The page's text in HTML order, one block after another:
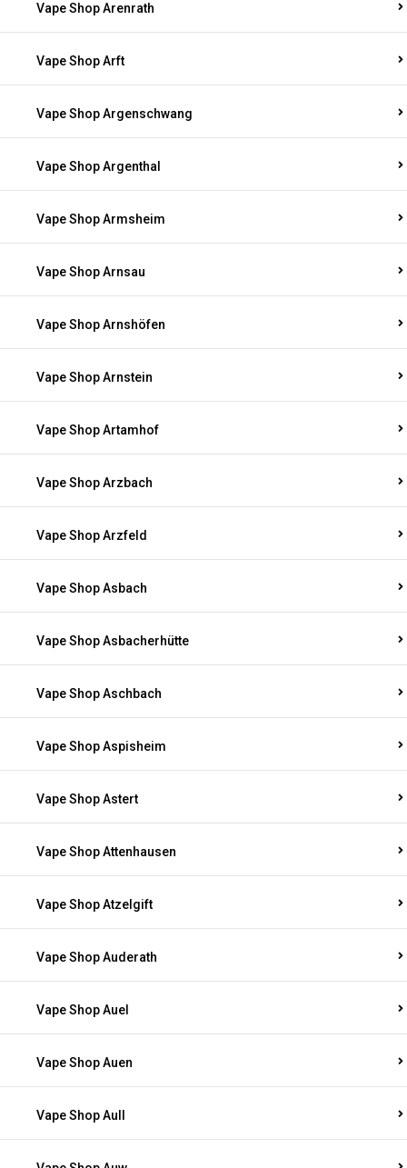
Vape Shop Arenrath
Vape Shop Arft
Vape Shop Argenschwang
Vape Shop Argenthal
Vape Shop Armsheim
Vape Shop Arnsau
Vape Shop Arnshöfen
Vape Shop Arnstein
Vape Shop Artamhof
Vape Shop Arzbach
Vape Shop Arzfeld
Vape Shop Asbach
Vape Shop Asbacherhütte
Vape Shop Aschbach
Vape Shop Aspisheim
Vape Shop Astert
Vape Shop Attenhausen
Vape Shop Atzelgift
Vape Shop Auderath
Vape Shop Auel
Vape Shop Auen
Vape Shop Aull